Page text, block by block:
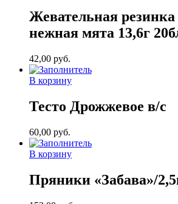
Жевательная
нежная мята 13,6г
42,00 руб.
В корзину
Тесто Дрожжевое в/с
60,00 руб.
В корзину
Пряники «Забава»/